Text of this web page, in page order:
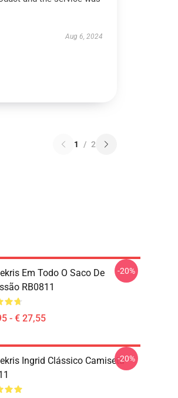
Aug 6, 2024
1 / 2
Em Todo O Saco De
RB0811
- € 27,55
-20%
Ingrid Clássico Camiseta-20%